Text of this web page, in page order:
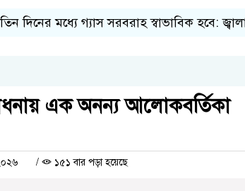
মধ্যে গ্যাস সরবরাহ স্বাভাবিক হবে: জ্বালানি মন্ত্রী
এক অনন্য আলোকবর্তিকা
/ ১৫১ বার পড়া হয়েছে